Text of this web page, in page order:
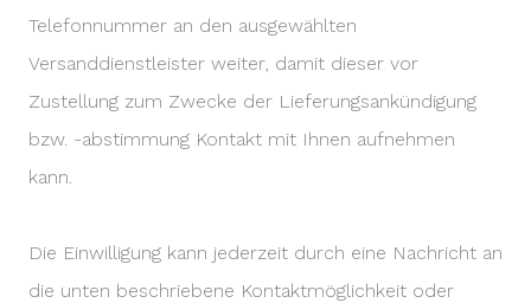
Telefonnummer an den ausgewählten
Versanddienstleister weiter, damit dieser vor
Zustellung zum Zwecke der Lieferungsankündigung
bzw. -abstimmung Kontakt mit Ihnen aufnehmen
kann.
Die Einwilligung kann jederzeit durch eine Nachricht an
die unten beschriebene Kontaktmöglichkeit oder